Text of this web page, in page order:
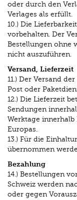
oder durch den
Verlages als erfüllt.
10.) Die
vorbehalten. Der
Bestellungen ohne
nicht auszuführen.
Versand, Lieferzeit
11.) Der Versand
Post oder
12.) Die Lieferzeit
Sendungen
Werktage innerhalb
Europas.
13.) Für die
übernommen
Bezahlung
14.) Bestellungen
Schweiz werden
oder gegen